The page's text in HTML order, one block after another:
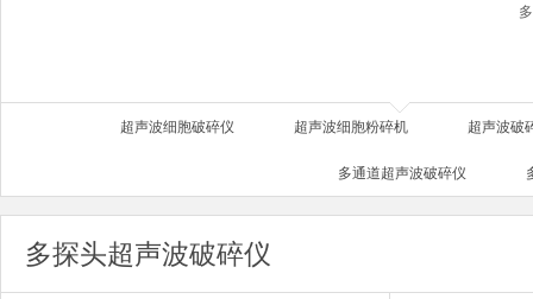
超声波细胞破碎仪 超声波细胞粉碎机 超声波破
多通道超声波破碎仪
多探头超声波破碎仪